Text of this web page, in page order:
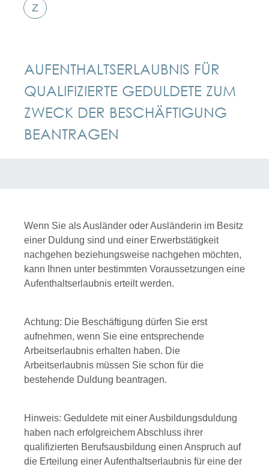
Z
AUFENTHALTSERLAUBNIS FÜR
QUALIFIZIERTE GEDULDETE ZUM
ZWECK DER BESCHÄFTIGUNG
BEANTRAGEN
Wenn Sie als Ausländer oder Ausländerin im Besitz
einer Duldung sind und einer Erwerbstätigkeit
nachgehen beziehungsweise nachgehen möchten,
kann Ihnen unter bestimmten Voraussetzungen eine
Aufenthaltserlaubnis erteilt werden.
Achtung: Die Beschäftigung dürfen Sie erst
aufnehmen, wenn Sie eine entsprechende
Arbeitserlaubnis erhalten haben. Die
Arbeitserlaubnis müssen Sie schon für die
bestehende Duldung beantragen.
Hinweis: Geduldete mit einer Ausbildungsduldung
haben nach erfolgreichem Abschluss ihrer
qualifizierten Berufsausbildung einen Anspruch auf
die Erteilung einer Aufenthaltserlaubnis für eine der